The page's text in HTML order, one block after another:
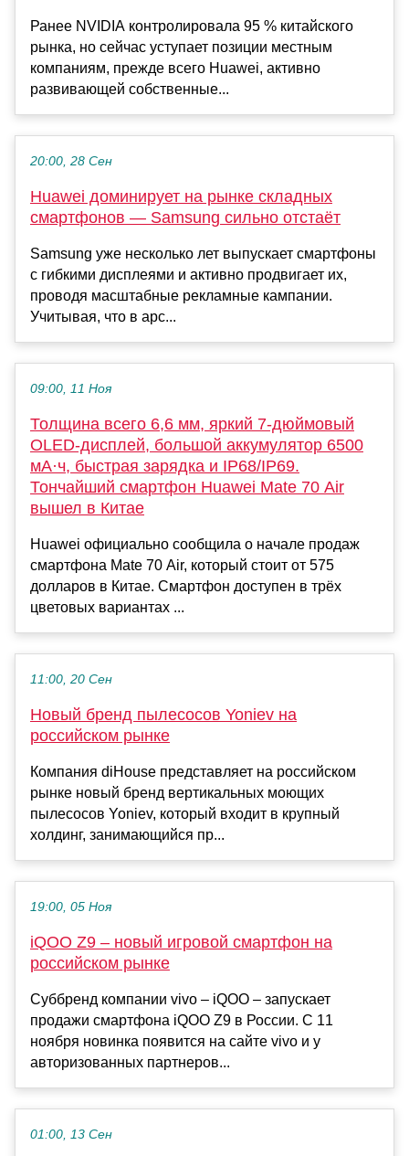
Ранее NVIDIA контролировала 95 % китайского
рынка, но сейчас уступает позиции местным
компаниям, прежде всего Huawei, активно
развивающей собственные...
20:00, 28 Сен
Huawei доминирует на рынке складных
смартфонов — Samsung сильно отстаёт
Samsung уже несколько лет выпускает смартфоны
с гибкими дисплеями и активно продвигает их,
проводя масштабные рекламные кампании.
Учитывая, что в арс...
09:00, 11 Ноя
Толщина всего 6,6 мм, яркий 7-дюймовый
OLED-дисплей, большой аккумулятор 6500
мА·ч, быстрая зарядка и IP68/IP69.
Тончайший смартфон Huawei Mate 70 Air
вышел в Китае
Huawei официально сообщила о начале продаж
смартфона Mate 70 Air, который стоит от 575
долларов в Китае. Смартфон доступен в трёх
цветовых вариантах ...
11:00, 20 Сен
Новый бренд пылесосов Yoniev на
российском рынке
Компания diHouse представляет на российском
рынке новый бренд вертикальных моющих
пылесосов Yoniev, который входит в крупный
холдинг, занимающийся пр...
19:00, 05 Ноя
iQOO Z9 – новый игровой смартфон на
российском рынке
Суббренд компании vivo – iQOO – запускает
продажи смартфона iQOO Z9 в России. С 11
ноября новинка появится на сайте vivo и у
авторизованных партнеров...
01:00, 13 Сен